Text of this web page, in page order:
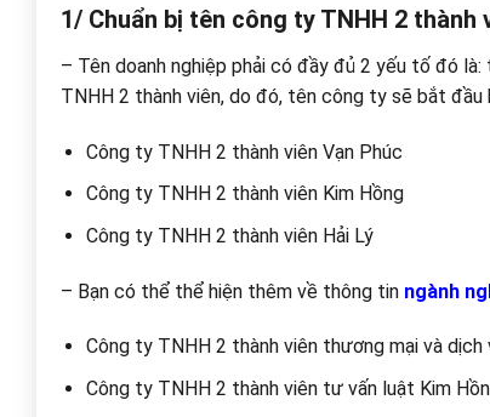
1/ Chuẩn bị tên công ty TNHH 2 thành
– Tên doanh nghiệp phải có đầy đủ 2 yếu tố đó
TNHH 2 thành viên, do đó, tên công ty sẽ bắt đầu
Công ty TNHH 2 thành viên Vạn Phúc
Công ty TNHH 2 thành viên Kim Hồng
Công ty TNHH 2 thành viên Hải Lý
– Bạn có thể thể hiện thêm về thông tin ngành
Công ty TNHH 2 thành viên thương mại và dịch
Công ty TNHH 2 thành viên tư vấn luật Kim